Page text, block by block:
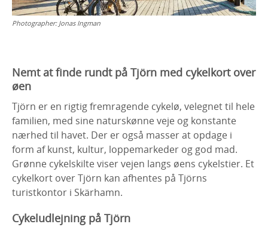
Photographer: Jonas Ingman
Nemt at finde rundt på Tjörn med cykelkort over
øen
Tjörn er en rigtig fremragende cykelø, velegnet til hele
familien, med sine naturskønne veje og konstante
nærhed til havet. Der er også masser at opdage i
form af kunst, kultur, loppemarkeder og god mad.
Grønne cykelskilte viser vejen langs øens cykelstier. Et
cykelkort over Tjörn kan afhentes på Tjörns
turistkontor i Skärhamn.
Cykeludlejning på Tjörn